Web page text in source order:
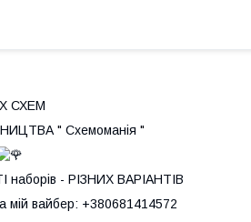
СХЕМ
" Схемоманія "
- РІЗНИХ ВАРІАНТІВ
вайбер: +380681414572